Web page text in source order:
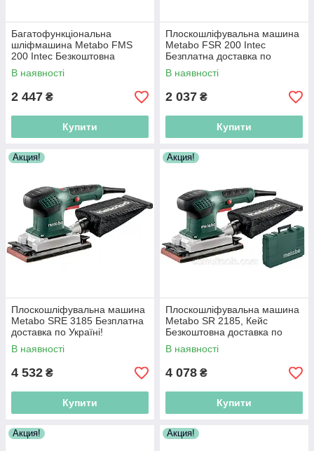
Багатофункціональна
шліфмашина Metabo FMS
200 Intec Безкоштовна
доставка по Україні!
В наявності
2 447 ₴
Купити
Плоскошліфувальна машина
Metabo FSR 200 Intec
Безплатна доставка по
Україні!
В наявності
2 037 ₴
Купити
Акция!
Плоскошліфувальна машина
Metabo SRE 3185 Безплатна
доставка по Україні!
В наявності
4 532 ₴
Купити
Акция!
Плоскошліфувальна машина
Metabo SR 2185, Кейс
Безкоштовна доставка по
Україні!
В наявності
4 078 ₴
Купити
Акция! Акция!